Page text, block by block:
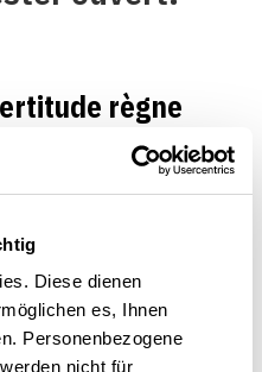
Diese dienen
es, Ihnen
Personenbezogene
nicht für
règne
l’UE. Le Brexit
?
quelques
2017, pour